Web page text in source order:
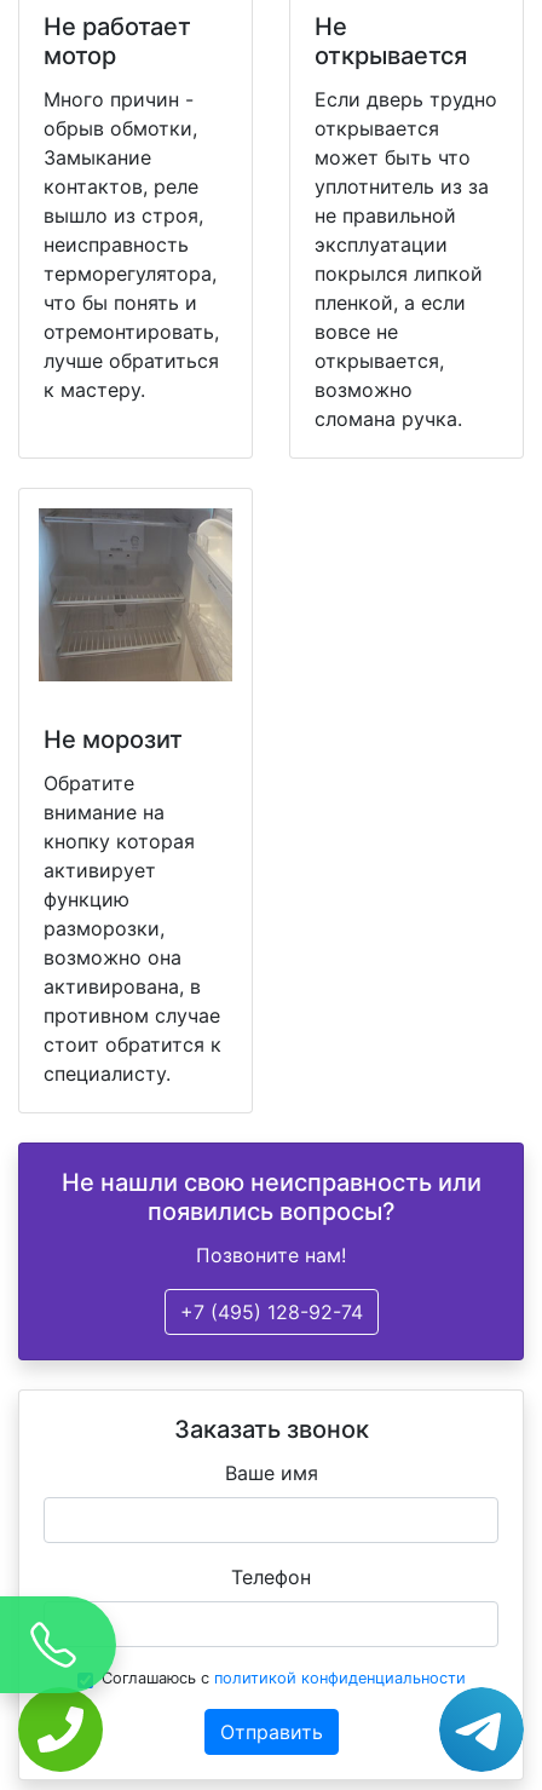
Не работает
мотор
Много причин -
обрыв обмотки,
Замыкание
контактов, реле
вышло из строя,
неисправность
терморегулятора,
что бы понять и
отремонтировать,
лучше обратиться
к мастеру.
Не
открывается
Если дверь трудно
открывается
может быть что
уплотнитель из за
не правильной
эксплуатации
покрылся липкой
пленкой, а если
вовсе не
открывается,
возможно
сломана ручка.
Не морозит
Обратите
внимание на
кнопку которая
активирует
функцию
разморозки,
возможно она
активирована, в
противном случае
стоит обратится к
специалисту.
Не нашли свою неисправность или
появились вопросы?
Позвоните нам!
+7 (495) 128-92-74
Заказать звонок
Ваше имя
Телефон
Соглашаюсь с политикой конфиденциальности
Отправить